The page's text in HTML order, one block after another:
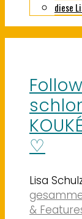
diese
♡
Lisa
&